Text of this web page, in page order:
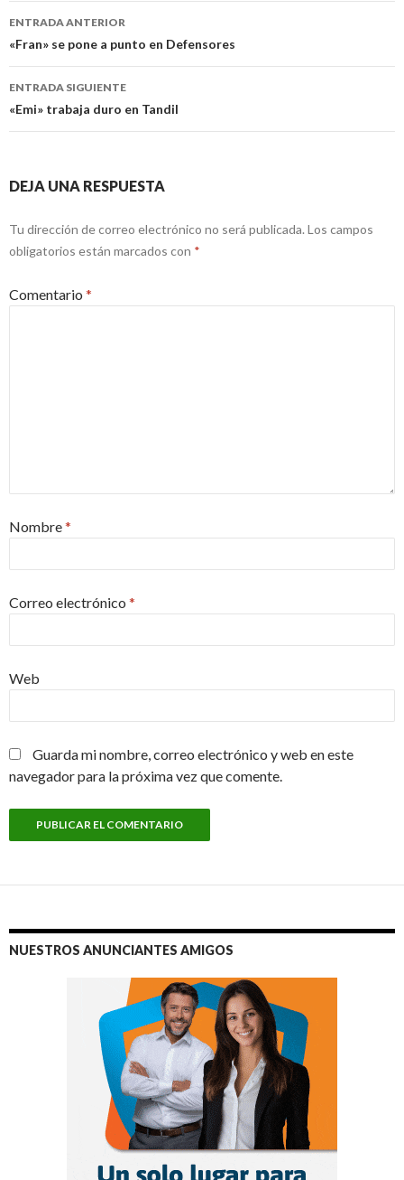
Navegación
de
entradas
ENTRADA ANTERIOR
«Fran» se pone a punto en Defensores
ENTRADA SIGUIENTE
«Emi» trabaja duro en Tandil
DEJA UNA RESPUESTA
Tu dirección de correo electrónico no será publicada. Los campos
obligatorios están marcados con *
Comentario *
Nombre*
Correo electrónico *
Web
Guarda mi nombre, correo electrónico y web en este
navegador para la próxima vez que comente.
NUESTROS ANUNCIANTES AMIGOS